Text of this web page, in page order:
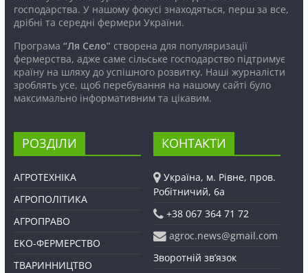
господарства. У нашому фокусі знаходяться, перш за все,
дрібні та середні фермери України.
Програма “Ля Село”створена для популяризації
фермерства, адже саме сільське господарство підтримує
країну на шляху до успішного розвитку. Наші журналісти
зроблять усе, щоб перебування на нашому сайті було
максимально інформативним та цікавим.
РОЗДІЛИ
АГРОТЕХНІКА
АГРОПОЛІТИКА
АГРОПРАВО
ЕКО-ФЕРМЕРСТВО
ТВАРИННИЦТВО
КОНТАКТИ
Україна, м. Рівне, пров.
Робітничий, 6а
+38 067 364 71 72
agroc.news@gmail.com
Зворотній зв’язок